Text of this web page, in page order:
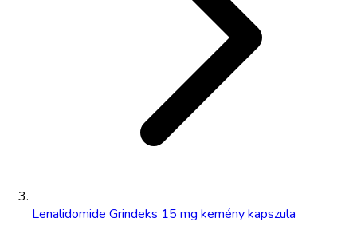
Lenalidomide Grindeks 15 mg kemény kapszula